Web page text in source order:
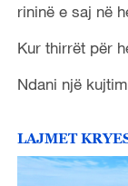
V
i
e
rininë e saj në
Kur thirrët për
Ndani një
LAJMET